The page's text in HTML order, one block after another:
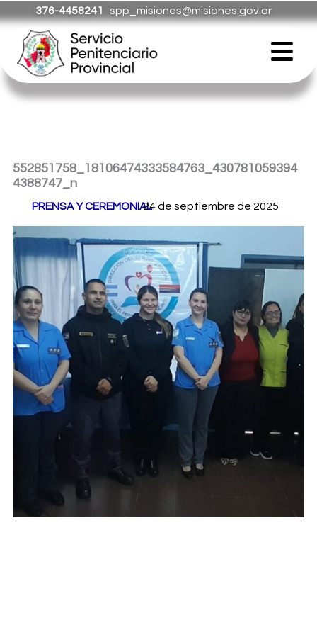
al
contenido
376-4458241 spp_misiones@misiones.gov.ar
552851758_18106474333584763_430781059394
4388747_n
PRENSA Y CEREMONIAL/
24 de septiembre de 2025